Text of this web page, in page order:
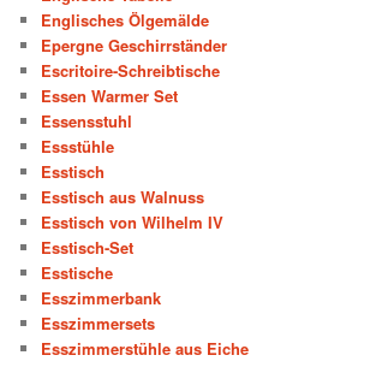
Englisches Ölgemälde
Epergne Geschirrständer
Escritoire-Schreibtische
Essen Warmer Set
Essensstuhl
Essstühle
Esstisch
Esstisch aus Walnuss
Esstisch von Wilhelm IV
Esstisch-Set
Esstische
Esszimmerbank
Esszimmersets
Esszimmerstühle aus Eiche